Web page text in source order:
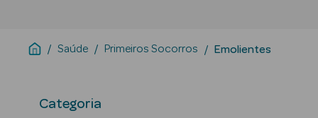
Saúde Primeiros Socorros Emolientes
Categoria